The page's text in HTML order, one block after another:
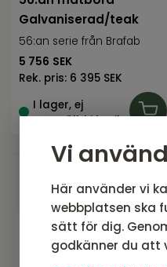
Vi
Här använder vi
webbplatsen ska
sätt för dig.
godkänner du att
Galvaniserad/teak
56:an serie från Brafab
5 756 SEK
Rek. pris: 6 395 SEK
I lager, ej
uppställd i butik